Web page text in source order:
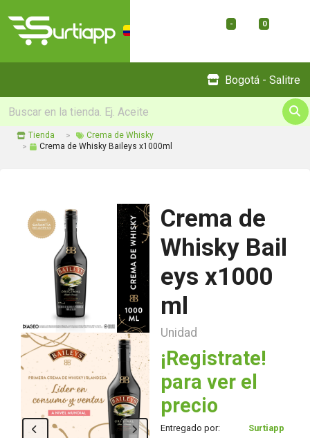
- 0
Bogotá - Salitre
Tienda
Crema de Whisky
Crema de Whisky Baileys x1000ml
Crema de
Whisky Bail
eys x1000
ml
Unidad
¡Registrate!
para ver el
precio
Entregado por: Surtiapp